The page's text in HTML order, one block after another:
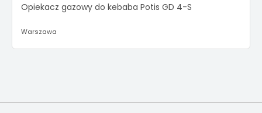
Opiekacz gazowy do kebaba Potis GD 4-S
Warszawa